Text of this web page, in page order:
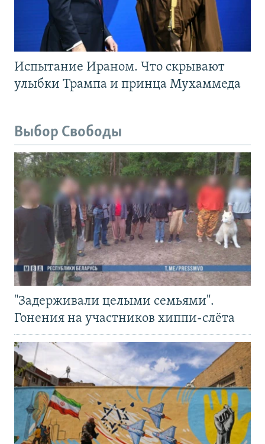
Испытание Ираном. Что скрывают
улыбки Трампа и принца Мухаммеда
Выбор Свободы
"Задерживали целыми семьями".
Гонения на участников хиппи-слёта